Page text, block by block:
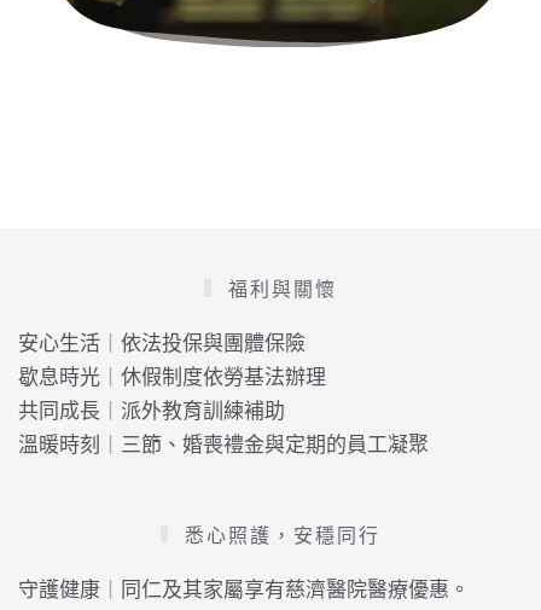
福利與關懷
安心生活
依法投保與團體保險
歇息時光
休假制度依勞基法辦理
共同成長
派外教育訓練補助
溫暖時刻
三節、婚喪禮金與定期的員工凝聚
悉心照護，安穩同行
守護健康
同仁及其家屬享有慈濟醫院醫療優惠。